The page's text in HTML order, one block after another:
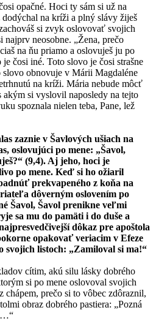
opačné. Hoci ty sám si už na
na kríži a plný slávy žiješ
si zvyk oslovovať svojich
neosobne. „Žena, prečo
na ňu priamo a oslovuješ ju po
čosi iné. Toto slovo je čosi strašne
slovo obnovuje v Márii Magdaléne
na kríži. Mária nebude môcť
si vyslovil naposledy na tejto
spoznala nielen teba, Pane, lež
zaznie v Šavlových ušiach na
oslovujúci po mene: „Šavol,
(9,4). Aj jeho, hoci je
po mene. Keď si ho ožiaril
prekvapeného z koňa na
dôverným oslovením po
Šavol, Šavol prenikne veľmi
sa mu do pamäti i do duše a
dôkaz pre apoštola
opakovať veriacim v Efeze
svojich listoch: „Zamiloval si ma!“
cítim, akú silu lásky dobrého
si po mene oslovoval svojich
prečo si to vôbec zdôraznil,
obraz dobrého pastiera: „Pozná